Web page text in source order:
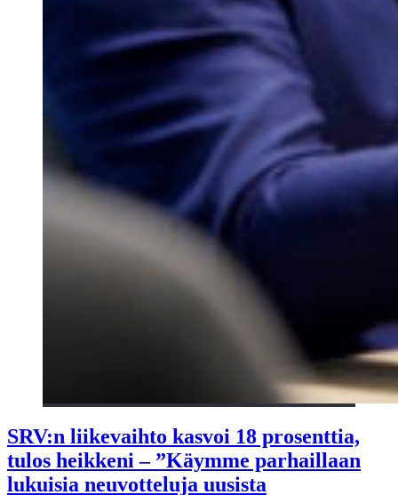
SRV:n liikevaihto kasvoi 18 prosenttia,
tulos heikkeni – ”Käymme parhaillaan
lukuisia neuvotteluja uusista